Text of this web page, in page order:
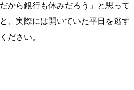
から銀行も休みだろう」と思って
、実際には開いていた平日を逃す
ださい。